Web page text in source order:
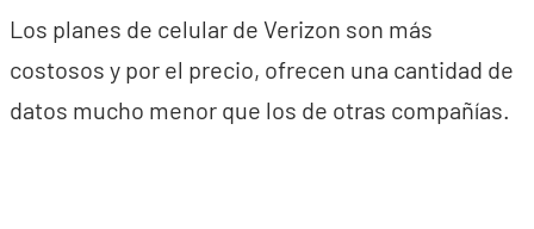
Los planes de celular de Verizon son más
costosos y por el precio, ofrecen una cantidad de
datos mucho menor que los de otras compañías.